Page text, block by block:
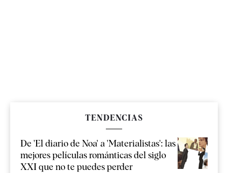
TENDENCIAS
De 'El diario de Noa' a 'Materialistas': las
mejores películas románticas del siglo
XXI que no te puedes perder